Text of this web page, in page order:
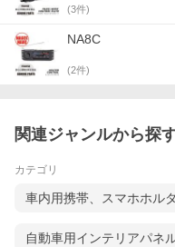
(3件)
NA8C
(2件)
関連ジャンルから探
カテゴリ
車内用携帯、スマホホル
自動車用インテリアパネ